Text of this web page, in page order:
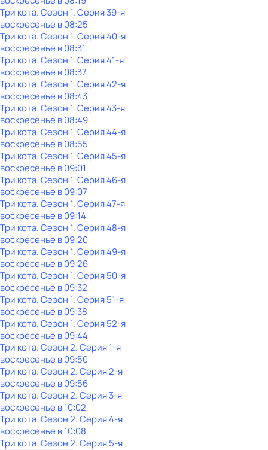
Три кота. Сезон 1. Серия 39-я
воскресенье в08:25
Три кота. Сезон 1. Серия 40-я
воскресенье в08:31
Три кота. Сезон 1. Серия 41-я
воскресенье в08:37
Три кота. Сезон 1. Серия 42-я
воскресенье в08:43
Три кота. Сезон 1. Серия 43-я
воскресенье в08:49
Три кота. Сезон 1. Серия 44-я
воскресенье в08:55
Три кота. Сезон 1. Серия 45-я
воскресенье в09:01
Три кота. Сезон 1. Серия 46-я
воскресенье в09:07
Три кота. Сезон 1. Серия 47-я
воскресенье в09:14
Три кота. Сезон 1. Серия 48-я
воскресенье в09:20
Три кота. Сезон 1. Серия 49-я
воскресенье в09:26
Три кота. Сезон 1. Серия 50-я
воскресенье в09:32
Три кота. Сезон 1. Серия 51-я
воскресенье в09:38
Три кота. Сезон 1. Серия 52-я
воскресенье в09:44
Три кота. Сезон 2. Серия 1-я
воскресенье в09:50
Три кота. Сезон 2. Серия 2-я
воскресенье в09:56
Три кота. Сезон 2. Серия 3-я
воскресенье в10:02
Три кота. Сезон 2. Серия 4-я
воскресенье в10:08
Три кота. Сезон 2. Серия 5-я